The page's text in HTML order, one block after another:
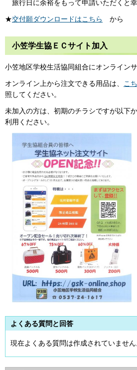
旅行日に余裕をもって申請いただくと幸
★交付願ダウンロードはこちら から
小笠学生協ＥＣサイト加入
小笠地区学校生活協同組合にオンライン
オンライン上から注文できる用品は、 こ
照してください。
未加入の方は、初期のチラシですが以下
利用ください。
よくある質問と回答
現在よくある質問は作成されていません